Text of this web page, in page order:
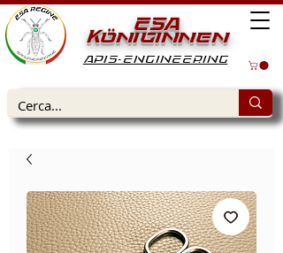
ESA
Königinnen
APIS-ENGINEERING